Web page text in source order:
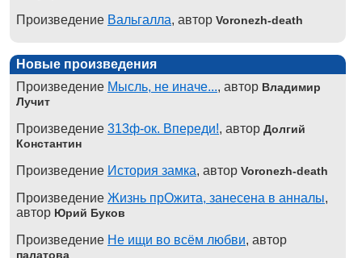
Произведение Вальгалла, автор Voronezh-death
Новые произведения
Произведение Мысль, не иначе..., автор Владимир
Лучит
Произведение 313ф-ок. Впереди!, автор Долгий
Константин
Произведение История замка, автор Voronezh-death
Произведение Жизнь прОжита, занесена в анналы,
автор Юрий Буков
Произведение Не ищи во всём любви, автор
палатова